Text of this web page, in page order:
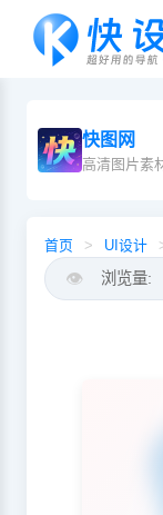
快图网
高清图片素
首页 > UI设计
👁️ 浏览量: